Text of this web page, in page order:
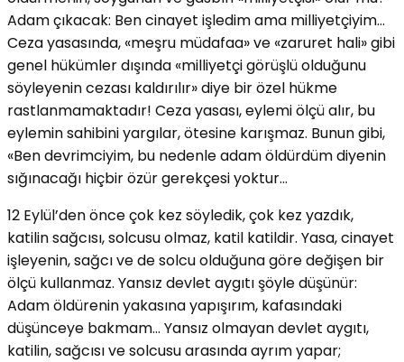
Adam çıkacak: Ben cinayet işledim ama milliyetçiyim…
Ceza yasasında, «meşru müdafaa» ve «zaruret hali» gibi
genel hükümler dışında «milliyetçi görüşlü olduğunu
söyleyenin cezası kaldırılır» diye bir özel hükme
rastlanmamaktadır! Ceza yasası, eylemi ölçü alır, bu
eylemin sahibini yargılar, ötesine karışmaz. Bunun gibi,
«Ben devrimciyim, bu nedenle adam öldürdüm diyenin
sığınacağı hiçbir özür gerekçesi yoktur…
12 Eylül’den önce çok kez söyledik, çok kez yazdık,
katilin sağcısı, solcusu olmaz, katil katildir. Yasa, cinayet
işleyenin, sağcı ve de solcu olduğuna göre değişen bir
ölçü kullanmaz. Yansız devlet aygıtı şöyle düşünür:
Adam öldürenin yakasına yapışırım, kafasındaki
düşünceye bakmam… Yansız olmayan devlet aygıtı,
katilin, sağcısı ve solcusu arasında ayrım yapar;